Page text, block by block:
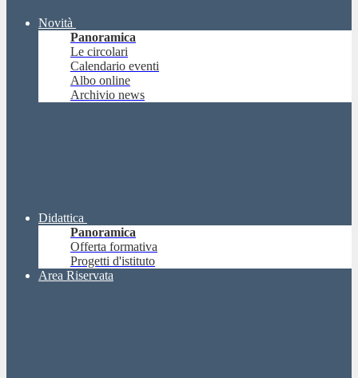
Novità
Panoramica
Le circolari
Calendario eventi
Albo online
Archivio news
Didattica
Panoramica
Offerta formativa
Progetti d'istituto
Area Riservata